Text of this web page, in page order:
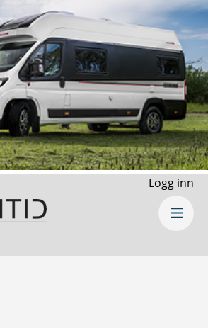
Logg inn